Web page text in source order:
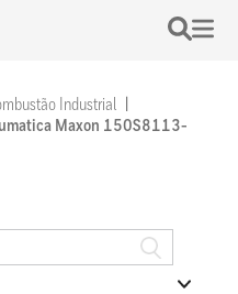
Industrial
Maxon 150S8113-